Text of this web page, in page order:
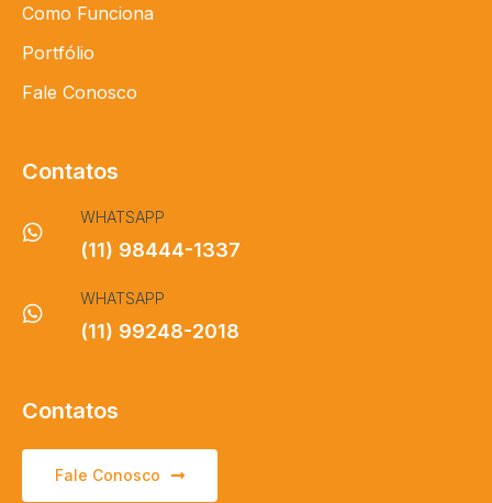
Como Funciona
Portfólio
Fale Conosco
Contatos
WHATSAPP
(11) 98444-1337
WHATSAPP
(11) 99248-2018
Contatos
Fale Conosco